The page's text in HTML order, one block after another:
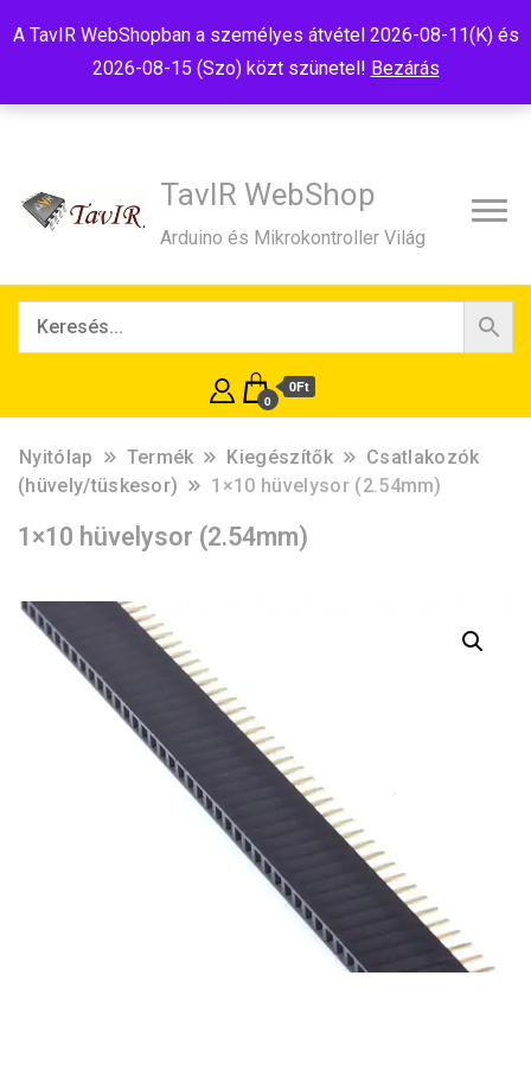
A TavIR WebShopban a személyes átvétel 2026-08-11(K) és
2026-08-15 (Szo) közt szünetel! Bezárás
TavIR WebShop
Arduino és Mikrokontroller Világ
0
0Ft
Nyitólap Termék Kiegészítők
Csatlakozók
(hüvely/tüskesor)
1×10 hüvelysor (2.54mm)
1×10 hüvelysor (2.54mm)